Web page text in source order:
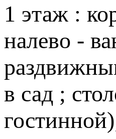
1 этаж :
налево -
в сад ;